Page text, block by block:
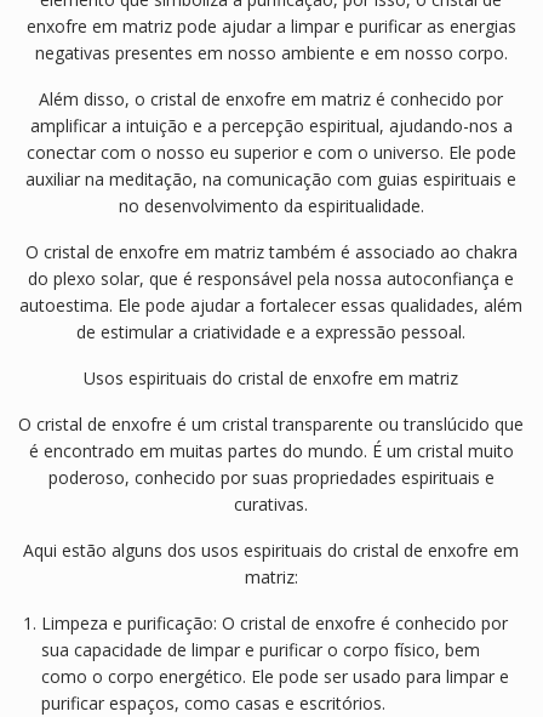
enxofre em matriz pode ajudar a limpar e purificar as energias
negativas presentes em nosso ambiente e em nosso corpo.
Além disso, o cristal de enxofre em matriz é conhecido por
amplificar a intuição e a percepção espiritual, ajudando-nos a
conectar com o nosso eu superior e com o universo. Ele pode
auxiliar na meditação, na comunicação com guias espirituais e
no desenvolvimento da espiritualidade.
O cristal de enxofre em matriz também é associado ao chakra
do plexo solar, que é responsável pela nossa autoconfiança e
autoestima. Ele pode ajudar a fortalecer essas qualidades, além
de estimular a criatividade e a expressão pessoal.
Usos espirituais do cristal de enxofre em matriz
O cristal de enxofre é um cristal transparente ou translúcido que
é encontrado em muitas partes do mundo. É um cristal muito
poderoso, conhecido por suas propriedades espirituais e
curativas.
Aqui estão alguns dos usos espirituais do cristal de enxofre em
matriz:
Limpeza e purificação: O cristal de enxofre é conhecido por
sua capacidade de limpar e purificar o corpo físico, bem
como o corpo energético. Ele pode ser usado para limpar e
purificar espaços, como casas e escritórios.